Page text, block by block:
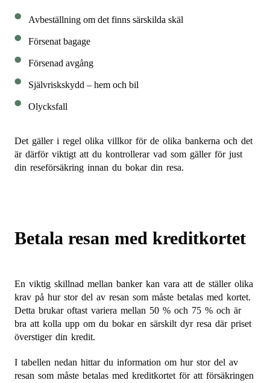
Avbeställning om det finns särskilda skäl
Försenat bagage
Försenad avgång
Självriskskydd – hem och bil
Olycksfall
Det gäller i regel olika villkor för de olika bankerna och det
är därför viktigt att du kontrollerar vad som gäller för just
din reseförsäkring innan du bokar din resa.
Betala resan med kreditkortet
En viktig skillnad mellan banker kan vara att de ställer olika
krav på hur stor del av resan som måste betalas med kortet.
Detta brukar oftast variera mellan 50 % och 75 % och är
bra att kolla upp om du bokar en särskilt dyr resa där priset
överstiger din kredit.
I tabellen nedan hittar du information om hur stor del av
resan som måste betalas med kreditkortet för att försäkringen